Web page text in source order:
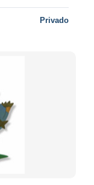
Privado